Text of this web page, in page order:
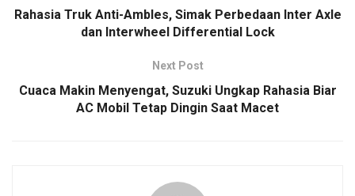
Rahasia Truk Anti-Ambles, Simak Perbedaan Inter Axle
dan Interwheel Differential Lock
Next Post
Cuaca Makin Menyengat, Suzuki Ungkap Rahasia Biar
AC Mobil Tetap Dingin Saat Macet